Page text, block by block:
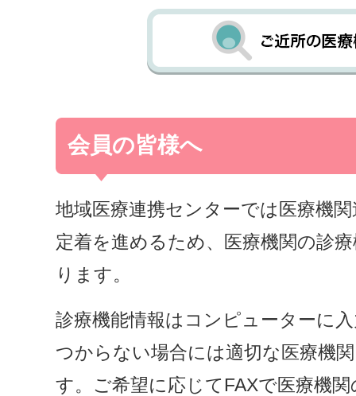
会員の皆様へ
地域医療連携センターでは医療機
定着を進めるため、医療機関の診
ります。
診療機能情報はコンピューターに
つからない場合には適切な医療機
す。ご希望に応じてFAXで医療機